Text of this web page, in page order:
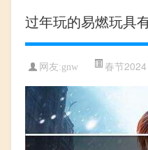
过年玩的易燃玩具
网友:gnw 春节2024